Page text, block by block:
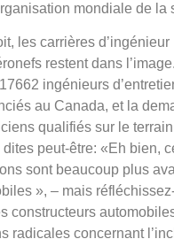
mondiale de la
les carrières d’ingénieur
restent dans
ingénieurs
au Canada, et la
qualifiés sur le terrain
peut-être: «Eh bien,
sont beaucoup plus
», – mais
constructeurs
radicales concernant